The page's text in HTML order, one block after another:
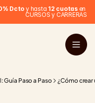
Dcto y hasta 12 cuotas en
CURSOS y CARRERAS
Guía Paso a Paso ¿Cómo crear